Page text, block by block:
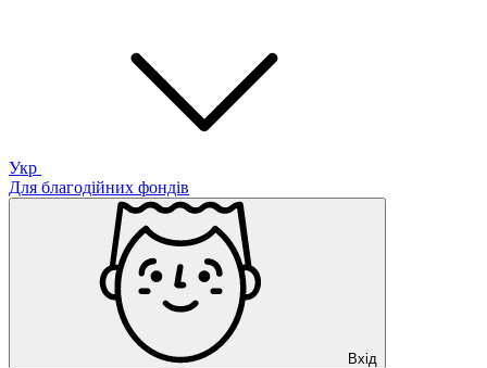
Укр
Для благодійних фондів
Вхід